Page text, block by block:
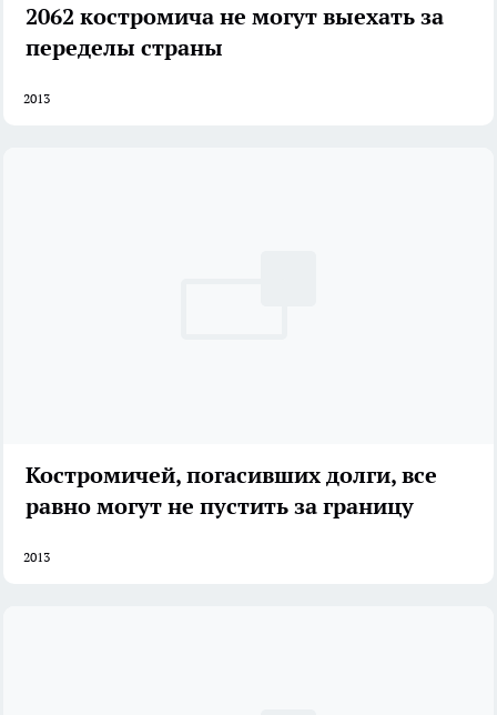
2062 костромича не могут выехать за
переделы страны
2013
Костромичей, погасивших долги, все
равно могут не пустить за границу
2013